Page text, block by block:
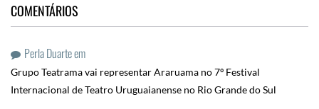
COMENTÁRIOS
Perla Duarteem
Grupo Teatrama vai representar Araruama no 7º Festival
Internacional de Teatro Uruguaianense no Rio Grande do Sul